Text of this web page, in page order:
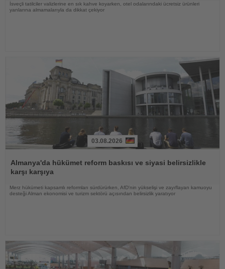
İsveçli tatilciler valizlerine en sık kahve koyarken, otel odalarındaki ücretsiz ürünleri
yanlarına almamalarıyla da dikkat çekiyor
Oku
03.08.2026
Almanya'da hükümet reform baskısı ve siyasi belirsizlikle
karşı karşıya
Merz hükümeti kapsamlı reformları sürdürürken, AfD'nin yükselişi ve zayıflayan kamuoyu
desteği Alman ekonomisi ve turizm sektörü açısından belirsizlik yaratıyor